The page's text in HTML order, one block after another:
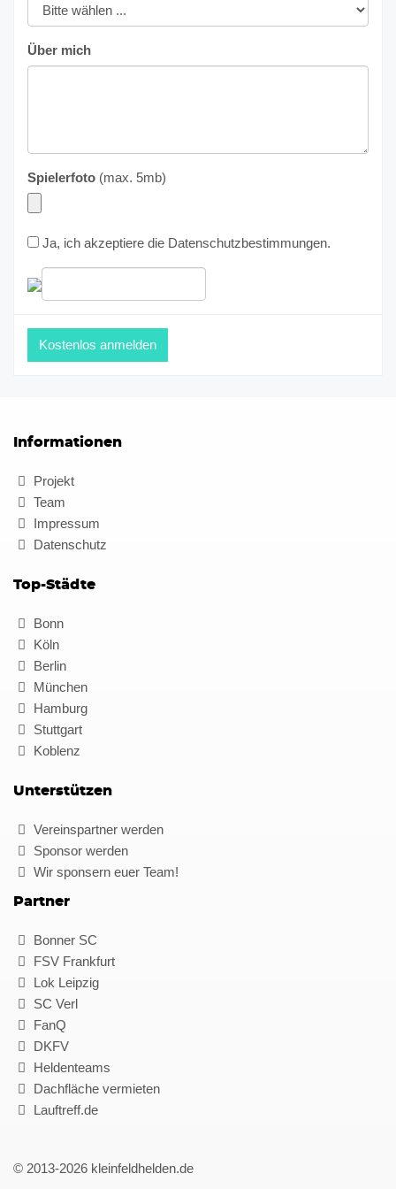
Über mich
Spielerfoto (max. 5mb)
Ja, ich akzeptiere die Datenschutzbestimmungen.
Informationen
Projekt
Team
Impressum
Datenschutz
Top-Städte
Bonn
Köln
Berlin
München
Hamburg
Stuttgart
Koblenz
Unterstützen
Vereinspartner werden
Sponsor werden
Wir sponsern euer Team!
Partner
Bonner SC
FSV Frankfurt
Lok Leipzig
SC Verl
FanQ
DKFV
Heldenteams
Dachfläche vermieten
Lauftreff.de
© 2013-2026 kleinfeldhelden.de